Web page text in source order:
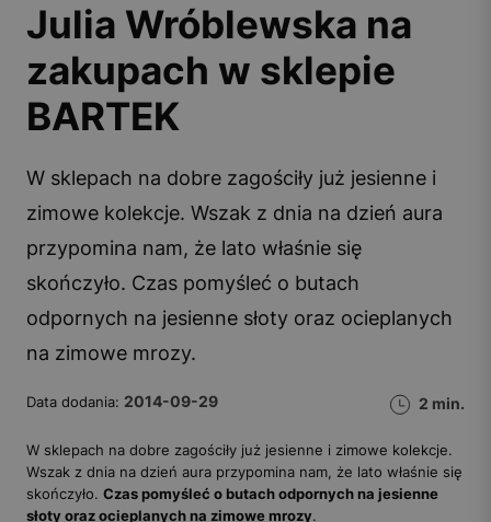
Julia Wróblewska na
zakupach w sklepie
BARTEK
W sklepach na dobre zagościły już jesienne i
zimowe kolekcje. Wszak z dnia na dzień aura
przypomina nam, że lato właśnie się
skończyło. Czas pomyśleć o butach
odpornych na jesienne słoty oraz ocieplanych
na zimowe mrozy.
Data dodania: 2014-09-29 2 min.
W sklepach na dobre zagościły już jesienne i zimowe kolekcje.
Wszak z dnia na dzień aura przypomina nam, że lato właśnie się
skończyło. Czas pomyśleć o butach odpornych na jesienne
słoty oraz ocieplanych na zimowe mrozy.